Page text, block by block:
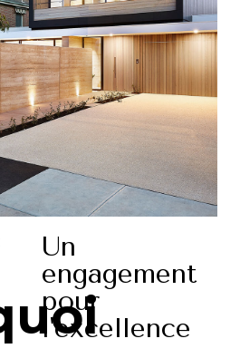
Un
engagement
pour
l'excellence